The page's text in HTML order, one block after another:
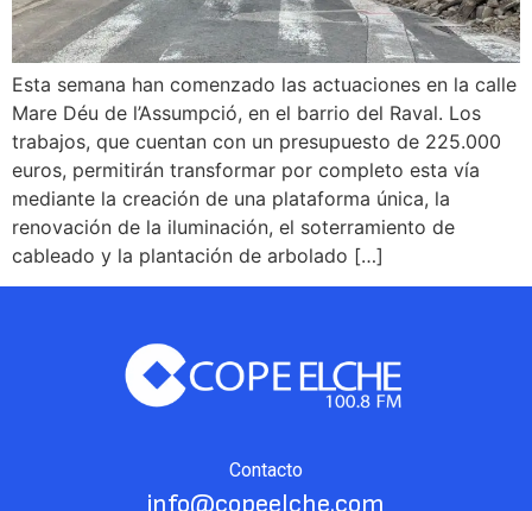
Esta semana han comenzado las actuaciones en la calle
Mare Déu de l’Assumpció, en el barrio del Raval. Los
trabajos, que cuentan con un presupuesto de 225.000
euros, permitirán transformar por completo esta vía
mediante la creación de una plataforma única, la
renovación de la iluminación, el soterramiento de
cableado y la plantación de arbolado […]
Contacto